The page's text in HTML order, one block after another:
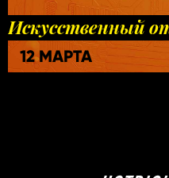
Искусственный
12 МАРТА